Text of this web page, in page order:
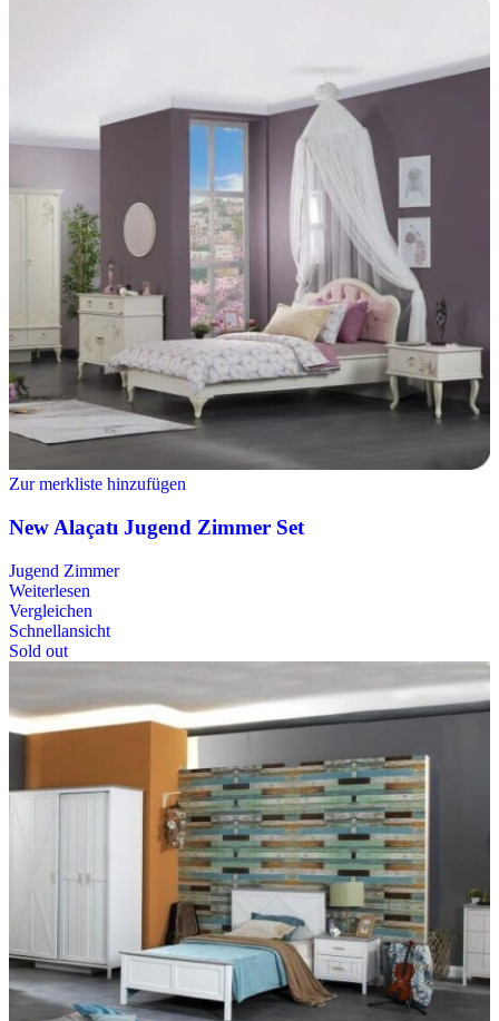
Zur merkliste hinzufügen
New Alaçatı Jugend Zimmer Set
Jugend Zimmer
Weiterlesen
Vergleichen
Schnellansicht
Sold out